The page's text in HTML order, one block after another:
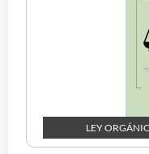
LEY